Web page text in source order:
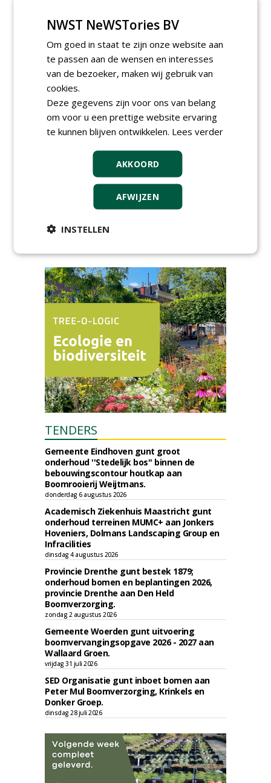
AGENDA
Kennismakingssessie ETT op
9 september
Poel organiseert
Boomverzorgersdag voor
boomprofessionals
vrijdag 9 oktober 2026
toekomst begint in de
openbare ruimte
TENDERS
Gemeente Eindhoven gunt groot
onderhoud ''Stedelijk bos'' binnen de
bebouwingscontour houtkap aan
Boomrooierij Weijtmans.
donderdag 6 augustus 2026
Academisch Ziekenhuis Maastricht gunt
onderhoud terreinen MUMC+ aan Jonkers
Hoveniers, Dolmans Landscaping Group en
Infracilities
dinsdag 4 augustus 2026
Provincie Drenthe gunt bestek 1879;
onderhoud bomen en beplantingen 2026,
provincie Drenthe aan Den Held
Boomverzorging.
zondag 2 augustus 2026
Gemeente Woerden gunt uitvoering
boomvervangingsopgave 2026 - 2027 aan
Wallaard Groen.
vrijdag 31 juli 2026
SED Organisatie gunt inboet bomen aan
Peter Mul Boomverzorging, Krinkels en
Donker Groep.
dinsdag 28 juli 2026
NWST NeWSTories BV
Om goed in staat te zijn onze website aan
te passen aan de wensen en interesses
van de bezoeker, maken wij gebruik van
cookies.
Deze gegevens zijn voor ons van belang
om voor u een prettige website ervaring
te kunnen blijven ontwikkelen. Lees verder
AKKOORD
AFWIJZEN
INSTELLEN